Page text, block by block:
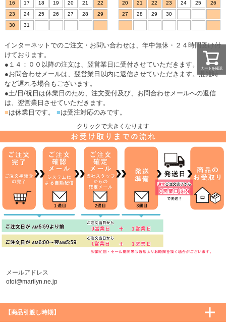
カートを確認
16
17 18 19 20 21
22
23
24 25 26 27 28
29
30
31
20
21 22 23 24 25
26
27
28 29 30
インターネットでのご注文・お問い合わせは、年中無休・２４時間受け付
けております。
●１４：００以降の注文は、翌営業日に受付させていただきます。
●お問合わせメールは、翌営業日以内に返信させていただきます。混雑時
など遅れる場合もございます。
●土/日/祝日は休業日のため、注文受付及び、お問合わせメールへの返信
は、翌営業日させていただきます。
■は休業日です。 ■は受注対応のみです。
クリックで大きくなります
メールアドレス
otoi@marilyn.ne.jp
【商品引渡し時期】